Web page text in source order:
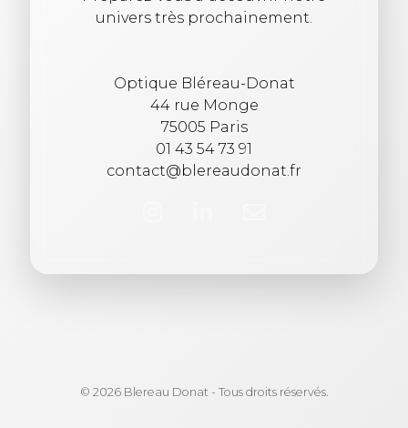
univers très prochainement.
Optique Bléreau-Donat
44 rue Monge
75005 Paris
01 43 54 73 91
contact@blereaudonat.fr
© 2026 Blereau Donat - Tous droits réservés.